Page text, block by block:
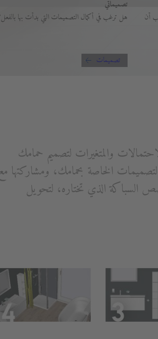
أن
تصميماتي
هل ترغب في أكمال التصميمات التي بدأت بها
تصميمات
والمتغيرات لتصميم حمامك
الخاصة بحمامك، ومشاركتها مع
السباكة الذي تختاره، لتحويل